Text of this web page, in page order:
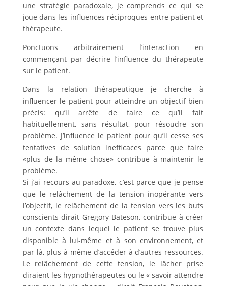
une stratégie paradoxale, je comprends ce qui se
joue dans les influences réciproques entre patient et
thérapeute.
Ponctuons arbitrairement l’interaction en
commençant par décrire l’influence du thérapeute
sur le patient.
Dans la relation thérapeutique je cherche à
influencer le patient pour atteindre un objectif bien
précis: qu’il arrête de faire ce qu’il fait
habituellement, sans résultat, pour résoudre son
problème. J’influence le patient pour qu’il cesse ses
tentatives de solution inefficaces parce que faire
«plus de la même chose» contribue à maintenir le
problème.
Si j’ai recours au paradoxe, c’est parce que je pense
que le relâchement de la tension inopérante vers
l’objectif, le relâchement de la tension vers les buts
conscients dirait Gregory Bateson, contribue à créer
un contexte dans lequel le patient se trouve plus
disponible à lui-même et à son environnement, et
par là, plus à même d’accéder à d’autres ressources.
Le relâchement de cette tension, le lâcher prise
diraient les hypnothérapeutes ou le « savoir attendre